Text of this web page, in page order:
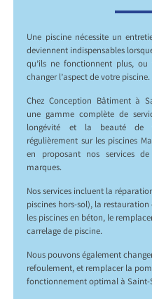
Une piscine nécessite un
deviennent indispensables
qu’ils ne fonctionnent plus,
changer l’aspect de votre piscine.
Chez Conception Bâtiment à
une gamme complète de
longévité et la beauté de
régulièrement sur les piscines
en proposant nos services
marques.
Nos services incluent la
piscines hors-sol), la
les piscines en béton, le
carrelage de piscine.
Nous pouvons également
refoulement, et remplacer la
fonctionnement optimal à Saint-